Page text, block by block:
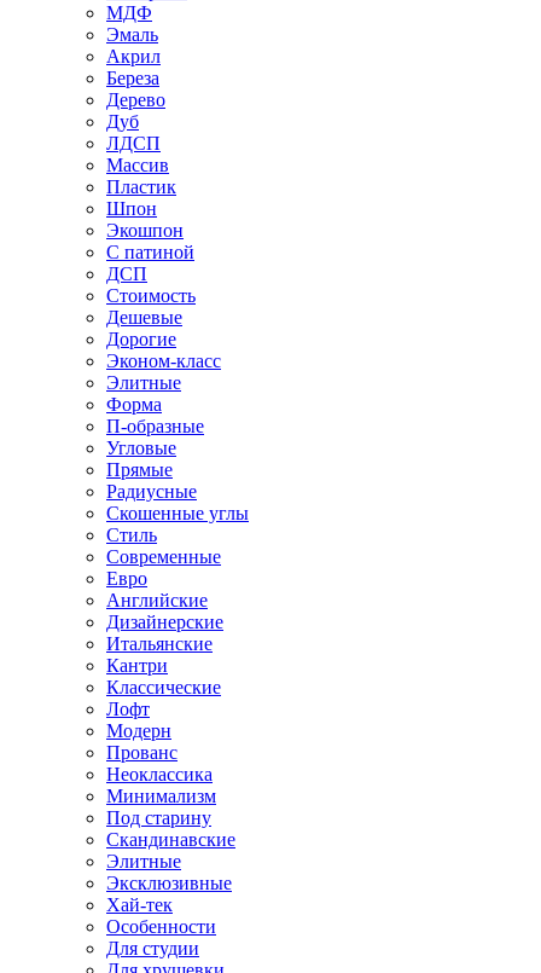
МДФ
Эмаль
Акрил
Береза
Дерево
Дуб
ЛДСП
Массив
Пластик
Шпон
Экошпон
С патиной
ДСП
Стоимость
Дешевые
Дорогие
Эконом-класс
Элитные
Форма
П-образные
Угловые
Прямые
Радиусные
Скошенные углы
Стиль
Современные
Евро
Английские
Дизайнерские
Итальянские
Кантри
Классические
Лофт
Модерн
Прованс
Неоклассика
Минимализм
Под старину
Скандинавские
Элитные
Эксклюзивные
Хай-тек
Особенности
Для студии